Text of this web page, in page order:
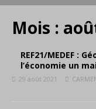
Mois :
REF21/MEDEF :
l’économie un
29 août 2021